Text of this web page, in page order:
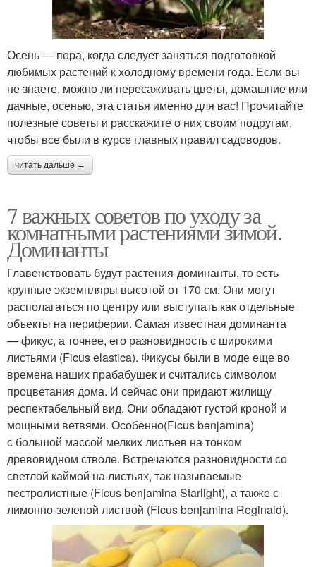
Осень — пора, когда следует заняться подготовкой
любимых растений к холодному времени года. Если вы
не знаете, можно ли пересаживать цветы, домашние или
дачные, осенью, эта статья именно для вас! Прочитайте
полезные советы и расскажите о них своим подругам,
чтобы все были в курсе главных правил садоводов.
читать дальше →
7 важных советов по уходу за
комнатными растениями зимой.
Доминанты
Главенствовать будут растения-доминанты, то есть
крупные экземпляры высотой от 170 см. Они могут
располагаться по центру или выступать как отдельные
объекты на периферии. Самая известная доминанта
— фикус, а точнее, его разновидность с широкими
листьями (Ficus elastica). Фикусы были в моде еще во
времена наших прабабушек и считались символом
процветания дома. И сейчас они придают жилищу
респектабельный вид. Они обладают густой кроной и
мощными ветвями. Особенно(Ficus benjamina)
с большой массой мелких листьев на тонком
древовидном стволе. Встречаются разновидности со
светлой каймой на листьях, так называемые
пестролистные (Ficus benjamina Starlight), а также с
лимонно-зеленой листвой (Ficus benjamina Reginald).